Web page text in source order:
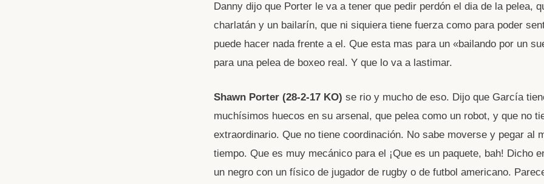
Danny dijo que Porter le va a tener que pedir perdón el dia de la pelea,
charlatán y un bailarín, que ni siquiera tiene fuerza como para poder
puede hacer nada frente a el. Que esta mas para un «bailando por un
para una pelea de boxeo real. Y que lo va a lastimar.
Shawn Porter (28-2-17 KO) se rio y mucho de eso. Dijo que García
muchísimos huecos en su arsenal, que pelea como un robot, y que no
extraordinario. Que no tiene coordinación. No sabe moverse y pegar al
tiempo. Que es muy mecánico para el ¡Que es un paquete, bah! Dicho
un negro con un físico de jugador de rugby o de futbol americano.